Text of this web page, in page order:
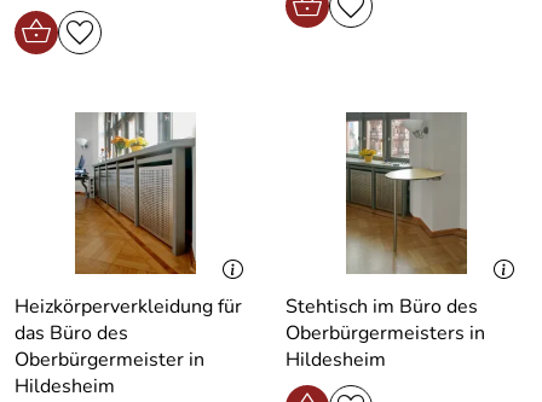
Heizkörperverkleidung für
das Büro des
Oberbürgermeister in
Hildesheim
Stehtisch im Büro des
Oberbürgermeisters in
Hildesheim